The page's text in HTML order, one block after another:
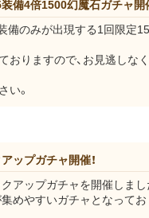
備4倍1500幻魔石ガチャ開
備のみが出現する1回限定
りますので、お見逃しなく
い。
アップガチャ開催！
クアップガチャを開催しまし
めやすいガチャとなってお